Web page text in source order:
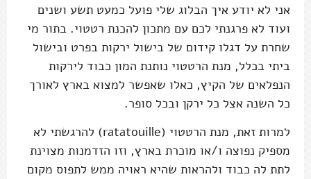
אני לא יודע איך הבלוג שלי פועל כמעט תשע ושנים
ועוד לא פרגנתי לכם עם מתכון להכנת רטטוי. בתור מי
שחרת על דגלו קידום של בישול ירקות בפרט ובישול
ביתי בכלל, מנת הרטטוי נותנת המון כבוד לירקות
הנפלאים של הקיץ, כאלו שאפשר למצוא בארץ לאורך
כל השנה אצל כל ירקן ובכל סופר.
למרות זאת, מנת הרטטוי (ratatouille) להרגשתי לא
מספיק נפוצה ו/או מוכרת בארץ, וזו הזדמנות מצוינת
לתת לה כבוד ולהראות שהיא ראויה ממש לתפוס מקום